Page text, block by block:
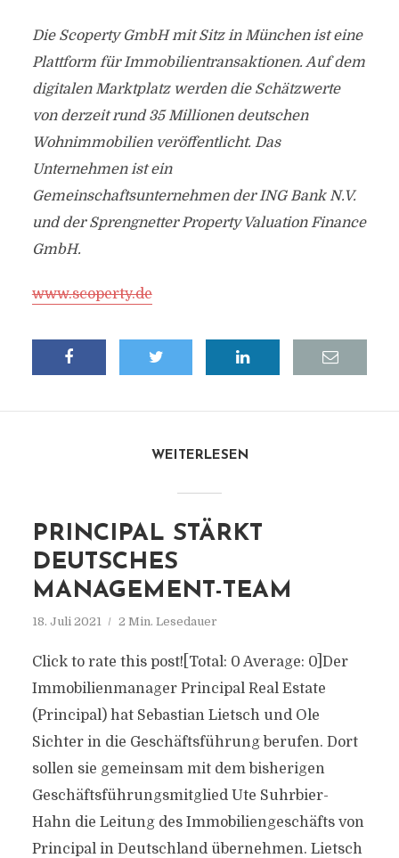
Die Scoperty GmbH mit Sitz in München ist eine
Plattform für Immobilientransaktionen. Auf dem
digitalen Marktplatz werden die Schätzwerte
von derzeit rund 35 Millionen deutschen
Wohnimmobilien veröffentlicht. Das
Unternehmen ist ein
Gemeinschaftsunternehmen der ING Bank N.V.
und der Sprengnetter Property Valuation Finance
GmbH.
www.scoperty.de
WEITERLESEN
PRINCIPAL STÄRKT
DEUTSCHES
MANAGEMENT-TEAM
18. Juli 2021 2 Min. Lesedauer
Click to rate this post![Total: 0 Average: 0]Der
Immobilienmanager Principal Real Estate
(Principal) hat Sebastian Lietsch und Ole
Sichter in die Geschäftsführung berufen. Dort
sollen sie gemeinsam mit dem bisherigen
Geschäftsführungsmitglied Ute Suhrbier-
Hahn die Leitung des Immobiliengeschäfts von
Principal in Deutschland übernehmen. Lietsch